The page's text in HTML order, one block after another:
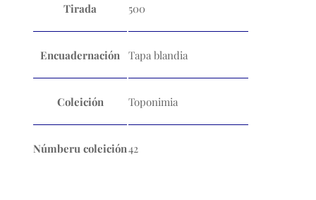
Tirada 500
Encuadernación Tapa blandia
Coleición Toponimia
Númberu coleición42